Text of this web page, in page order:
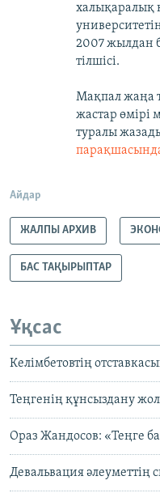
халықаралық
2007 жылдан
тілшісі.
Мақпал жаңа
жастар өмірі
туралы
Айдар
ЖАЛПЫ АРХИВ
БАС ТАҚЫРЫПТАР
Ұқсас
Келімбетовтің
Теңгенің құнсыздану
Ораз Жандосов: «Теңге
Девальвация